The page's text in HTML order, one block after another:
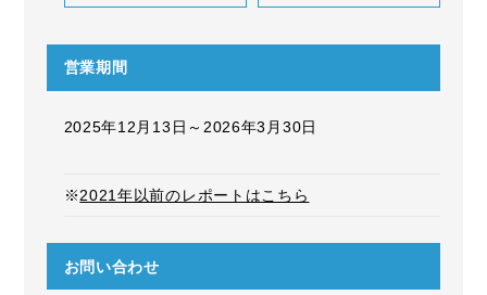
営業期間
2025年12月13日～2026年3月30日
※2021年以前のレポートはこちら
お問い合わせ